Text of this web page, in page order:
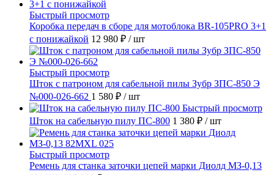
Быстрый просмотр
Коробка передач в сборе для мотоблока BR-105PRO 3+1
с понижайкой 12 980 ₽ / шт
Быстрый просмотр
Шток с патроном для сабельной пилы Зубр ЗПС-850 Э
№000-026-662 1 580 ₽ / шт
Быстрый просмотр
Шток на сабельную пилу ПС-800 1 380 ₽ / шт
Быстрый просмотр
Ремень для станка заточки цепей марки Диолд МЗ-0,13